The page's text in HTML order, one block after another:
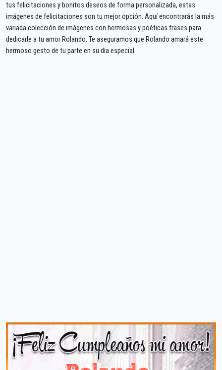
tus felicitaciones y bonitos deseos de forma personalizada, estas
imágenes de felicitaciones son tu mejor opción. Aquí encontrarás la más
variada colección de imágenes con hermosas y poéticas frases para
dedicarle a tu amor Rolando. Te aseguramos que Rolando amará este
hermoso gesto de tu parte en su día especial.